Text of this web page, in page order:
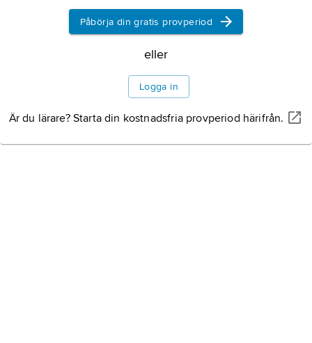
Påbörja din gratis provperiod
eller
Logga in
Är du lärare? Starta din kostnadsfria provperiod härifrån.